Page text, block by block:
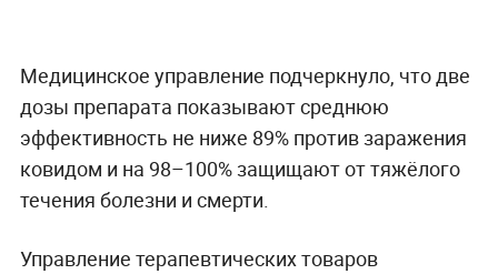
Медицинское управление подчеркнуло, что две
дозы препарата показывают среднюю
эффективность не ниже 89% против заражения
ковидом и на 98–100% защищают от тяжёлого
течения болезни и смерти.
Управление терапевтических товаров